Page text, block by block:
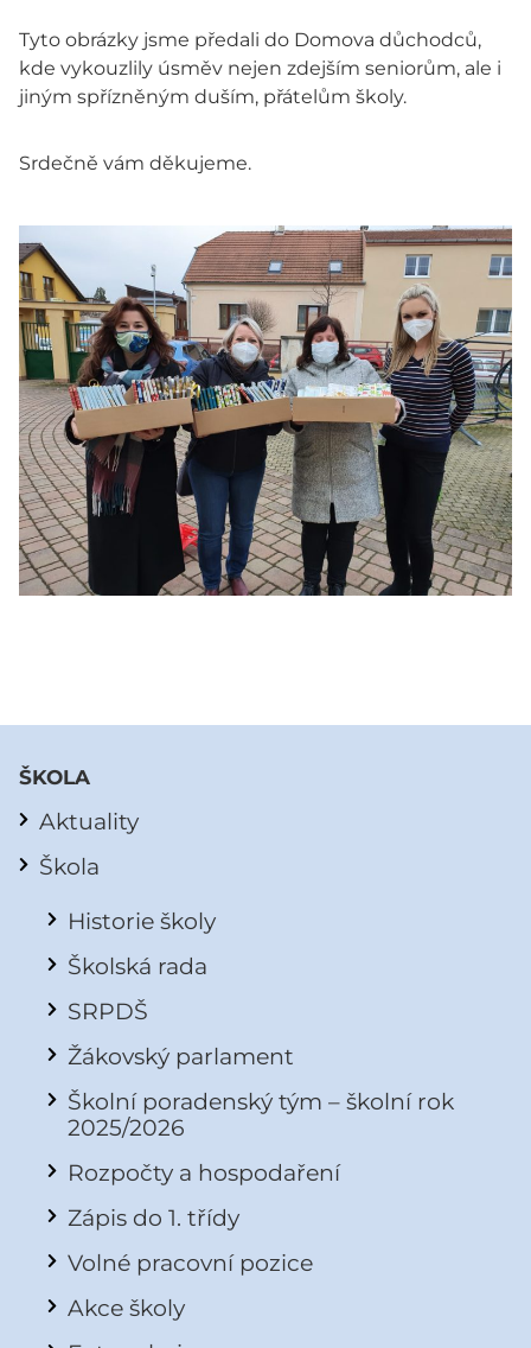
Tyto obrázky jsme předali do Domova důchodců,
kde vykouzlily úsměv nejen zdejším seniorům, ale i
jiným spřízněným duším, přátelům školy.
Srdečně vám děkujeme.
ŠKOLA
Aktuality
Škola
Historie školy
Školská rada
SRPDŠ
Žákovský parlament
Školní poradenský tým – školní rok
2025/2026
Rozpočty a hospodaření
Zápis do 1. třídy
Volné pracovní pozice
Akce školy